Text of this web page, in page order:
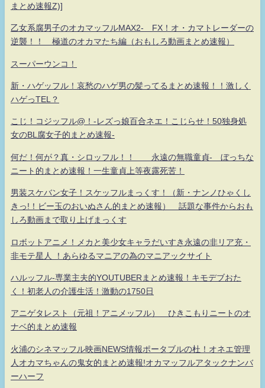
まとめ速報Z)]
乙女系腐男子のオカマッフルMAX2- FX！オ・カマトレーダーの
逆襲！！ 極道のオカマたち編（おもしろ動画まとめ速報）
スーパーウンコ！
新・ハゲッフル！哀愁のハゲ男の髪ってるまとめ速報！！激しく
ハゲっTEL？
こじ！コジッフル@！-レズっ娘百合ネエ！こじらせ！50独身処
女のBL腐女子的まとめ速報-
何だ！何が？真・シロッフル！！ 永遠の無職童貞- ぼっちな
ニート的まとめ速報！一生童貞上等夜露死苦！
男装スケバン女子！スケッフルまっくす！（新・ナンノひゃくし
きっ!！ビー玉のおいぬさん的まとめ速報） 話題な事件からおも
しろ動画まで取り上げまっくす
ロボットアニメ！メカと美少女キャラだいすき永遠の非リア充・
非モテ星人 ！あらゆるマニアの為のマニアックサイト
ハルッフル-専業主夫的YOUTUBERまとめ速報！キモデブおた
く！初老人の介護生活！激動の1750日
アニゲタレスト（元祖！アニメッフル） ひきこもりニートのオ
ナベ的まとめ速報
火浦のシネマッフル映画NEWS情報ポータブルの杜！オネエ管理
人オカマちゃんの鬼女的まとめ速報!オカマッフルアタックナンバ
ーハーフ